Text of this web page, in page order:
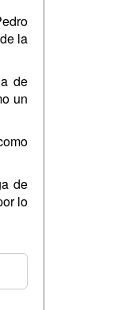
la
de
un
de
lo